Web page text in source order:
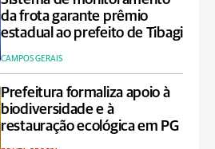
da frota garante prêmio
estadual ao prefeito de Tibagi
CAMPOS GERAIS
Prefeitura formaliza apoio à
biodiversidade e à
restauração ecológica em PG